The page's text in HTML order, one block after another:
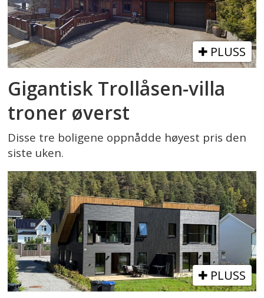
PLUSS
Gigantisk Trollåsen-villa
troner øverst
Disse tre boligene oppnådde høyest pris den
siste uken.
PLUSS